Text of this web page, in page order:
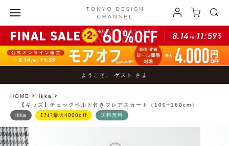
ようこそ、 ゲスト さま
HOME
ikka
【キッズ】チェックベルト付きフレアスカート（100~160cm）
ikka ﾓｱｵﾌ最大4000off 送料無料